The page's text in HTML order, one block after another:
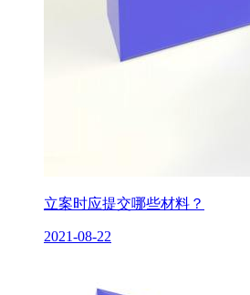
立案时应提交哪些材料？
2021-08-22